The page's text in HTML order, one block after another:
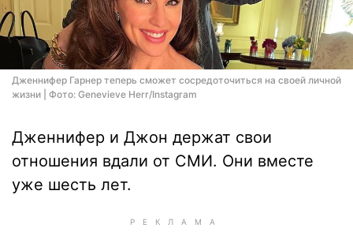
Дженнифер Гарнер теперь сможет сосредоточиться на своей личной
жизни | Фото: Genevieve Herr/Instagram
Дженнифер и Джон держат свои
отношения вдали от СМИ. Они вместе
уже шесть лет.